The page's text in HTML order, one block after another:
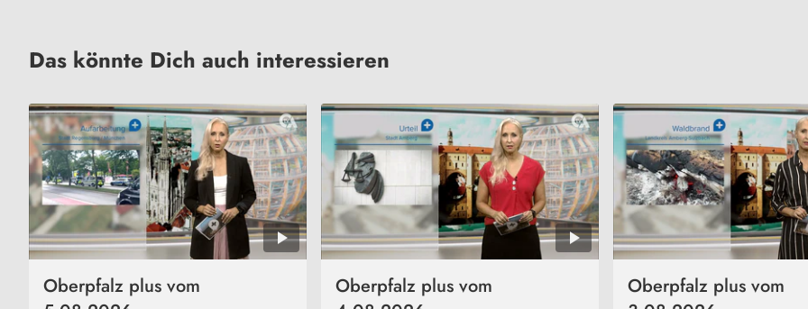
Das könnte Dich auch interessieren
Oberpfalz plus vom
Oberpfalz plus vom
Oberpfalz plus vom